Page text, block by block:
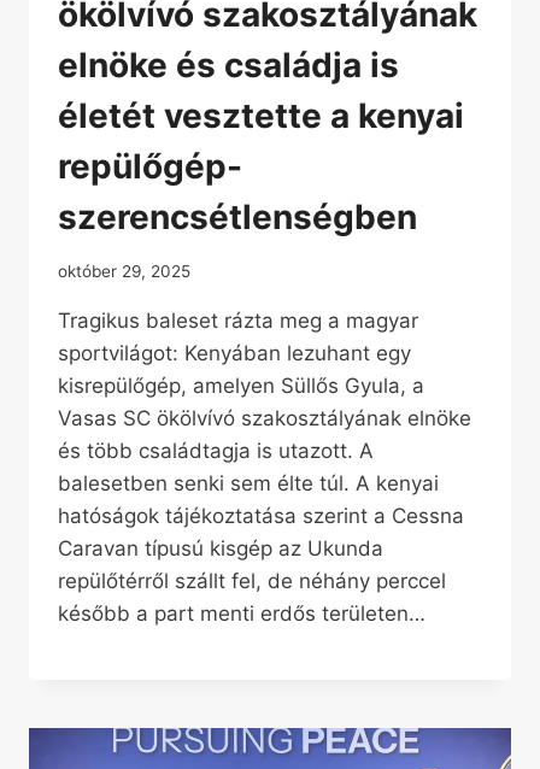
ökölvívó szakosztályának
elnöke és családja is
életét vesztette a kenyai
repülőgép-
szerencsétlenségben
október 29, 2025
Tragikus baleset rázta meg a magyar
sportvilágot: Kenyában lezuhant egy
kisrepülőgép, amelyen Süllős Gyula, a
Vasas SC ökölvívó szakosztályának elnöke
és több családtagja is utazott. A
balesetben senki sem élte túl. A kenyai
hatóságok tájékoztatása szerint a Cessna
Caravan típusú kisgép az Ukunda
repülőtérről szállt fel, de néhány perccel
később a part menti erdős területen…